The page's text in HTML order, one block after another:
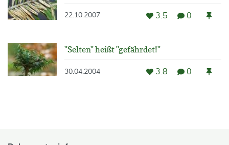
22.10.2007 3.5 0
"Selten" heißt "gefährdet!"
30.04.2004 3.8 0